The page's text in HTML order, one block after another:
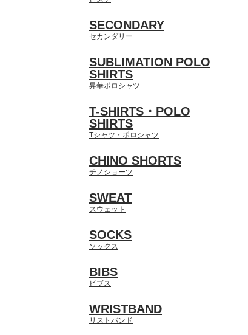
SECONDARY
セカンダリー
SUBLIMATION POLO
SHIRTS
昇華ポロシャツ
T-SHIRTS・POLO
SHIRTS
Tシャツ・ポロシャツ
CHINO SHORTS
チノショーツ
SWEAT
スウェット
SOCKS
ソックス
BIBS
ビブス
WRISTBAND
リストバンド